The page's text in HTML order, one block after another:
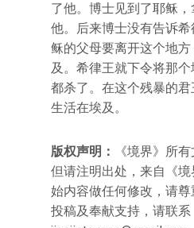
了他。博士见到了耶稣
他。后来博士没有告诉
稣的父母要离开这个地
及。希律王就下令将那
都杀了。在这个残暴的
生活在埃及。
版权声明：
《境界》所
但请注明出处，来自《
始内容做任何修改，请尊
投稿及奉献支持，请联系